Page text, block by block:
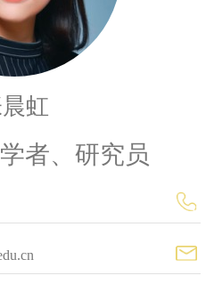
虹
者、研究员